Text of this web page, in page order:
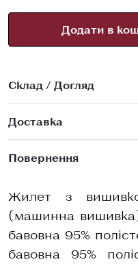
Додати в
Склад / Догляд
Доставка
Повернення
Жилет з
(машинна
бавовна 95%
бавовна 95%